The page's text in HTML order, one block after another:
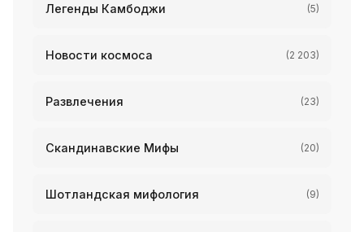
Легенды Камбоджи (5)
Новости космоса (2 203)
Развлечения (23)
Скандинавские Мифы (20)
Шотландская мифология (9)